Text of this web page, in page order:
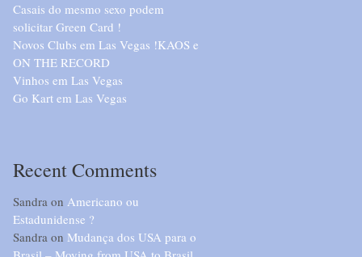
Casais do mesmo sexo podem
solicitar Green Card !
Novos Clubs em Las Vegas !KAOS e
ON THE RECORD
Vinhos em Las Vegas
Go Kart em Las Vegas
Recent Comments
Sandra on Americano ou
Estadunidense ?
Sandra on Mudança dos USA para o